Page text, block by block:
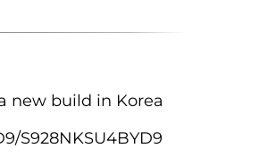
new build in Korea
S928NKSU4BYD9